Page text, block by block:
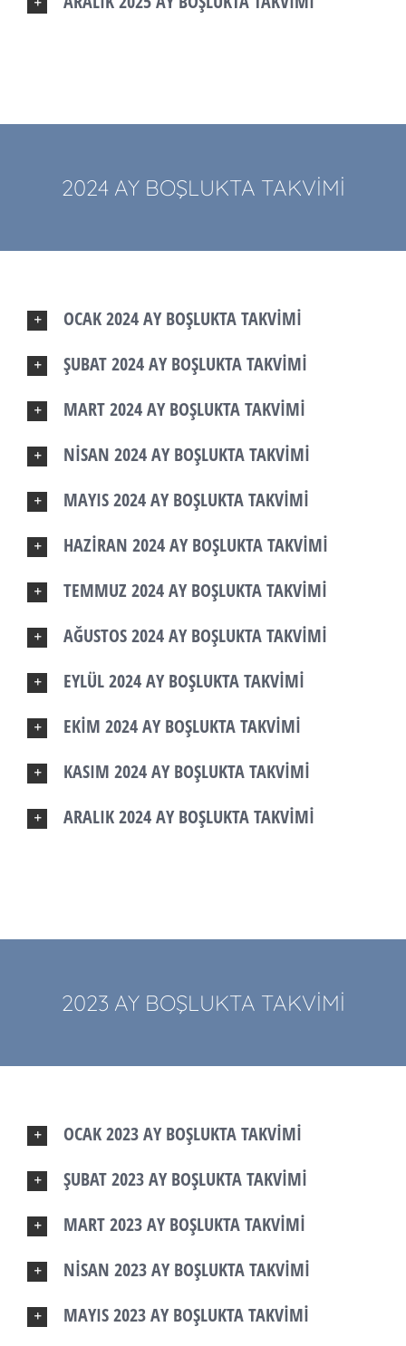
2024 AY BOŞLUKTA TAKVİMİ
OCAK 2024 AY BOŞLUKTA TAKVİMİ
ŞUBAT 2024 AY BOŞLUKTA TAKVİMİ
MART 2024 AY BOŞLUKTA TAKVİMİ
NİSAN 2024 AY BOŞLUKTA TAKVİMİ
MAYIS 2024 AY BOŞLUKTA TAKVİMİ
HAZİRAN 2024 AY BOŞLUKTA TAKVİMİ
TEMMUZ 2024 AY BOŞLUKTA TAKVİMİ
AĞUSTOS 2024 AY BOŞLUKTA TAKVİMİ
EYLÜL 2024 AY BOŞLUKTA TAKVİMİ
EKİM 2024 AY BOŞLUKTA TAKVİMİ
KASIM 2024 AY BOŞLUKTA TAKVİMİ
ARALIK 2024 AY BOŞLUKTA TAKVİMİ
2023 AY BOŞLUKTA TAKVİMİ
OCAK 2023 AY BOŞLUKTA TAKVİMİ
ŞUBAT 2023 AY BOŞLUKTA TAKVİMİ
MART 2023 AY BOŞLUKTA TAKVİMİ
NİSAN 2023 AY BOŞLUKTA TAKVİMİ
MAYIS 2023 AY BOŞLUKTA TAKVİMİ